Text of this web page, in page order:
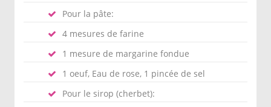
Pour la pâte:
4 mesures de farine
1 mesure de margarine fondue
1 oeuf, Eau de rose, 1 pincée de sel
Pour le sirop (cherbet):